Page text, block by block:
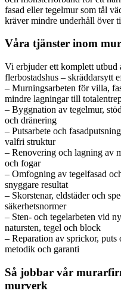
fasad eller tegelmur som tål
kräver mindre underhåll över
Våra tjänster inom
Vi erbjuder ett komplett utbud
flerbostadshus – skräddarsytt
– Murningsarbeten för villa,
mindre lagningar till
– Byggnation av tegelmur,
och dränering
– Putsarbete och
valfri struktur
– Renovering och lagning av
och fogar
– Omfogning av tegelfasad
snyggare resultat
– Skorstenar, eldstäder och
säkerhetsnormer
– Sten- och tegelarbeten vid
natursten, tegel och block
– Reparation av sprickor, puts
metodik och garanti
Så jobbar vår
murverk